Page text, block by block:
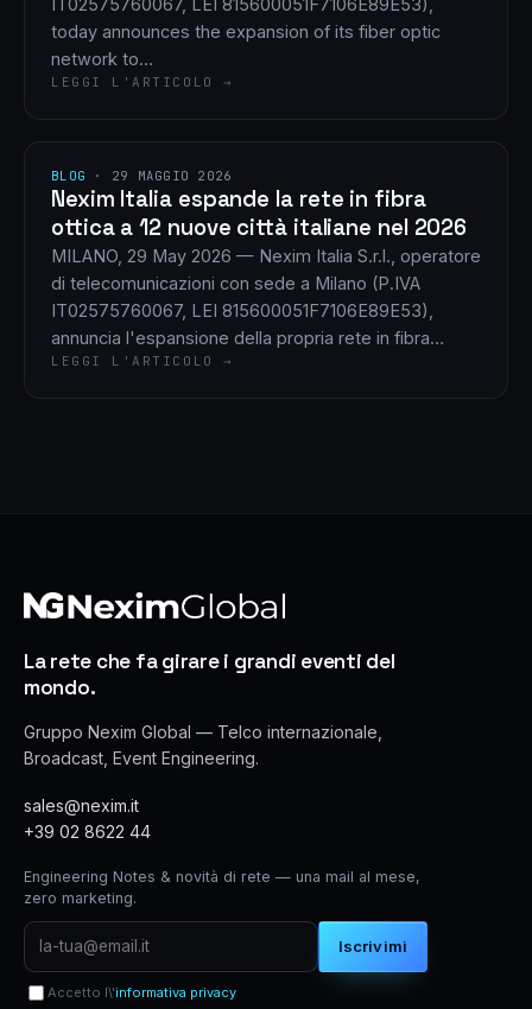
IT02575760067, LEI 815600051F7106E89E53),
today announces the expansion of its fiber optic
network to…
LEGGI L'ARTICOLO →
BLOG · 29 MAGGIO 2026
Nexim Italia espande la rete in fibra
ottica a 12 nuove città italiane nel 2026
MILANO, 29 May 2026 — Nexim Italia S.r.l., operatore
di telecomunicazioni con sede a Milano (P.IVA
IT02575760067, LEI 815600051F7106E89E53),
annuncia l'espansione della propria rete in fibra…
LEGGI L'ARTICOLO →
La rete che fa girare i grandi eventi del
mondo.
Gruppo Nexim Global — Telco internazionale,
Broadcast, Event Engineering.
sales@nexim.it
+39 02 8622 44
Engineering Notes & novità di rete — una mail al mese,
zero marketing.
Iscrivimi
Accetto l\'informativa privacy